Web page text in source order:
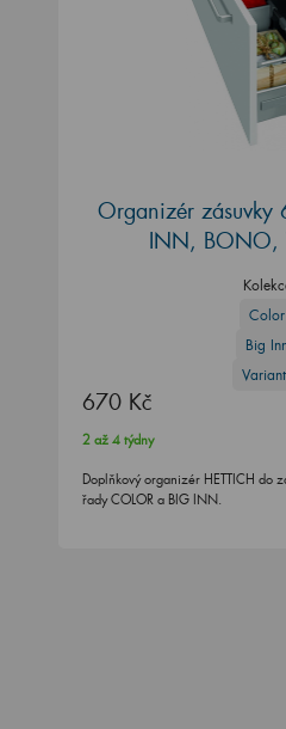
Organizér zásuvky
INN, BONO,
Color
Big
670 Kč
2 až 4 týdny
Doplňkový organizér HETTICH do
řady COLOR a BIG INN.